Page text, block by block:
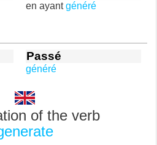
en ayantgénéré
Passé
généré
of the verb